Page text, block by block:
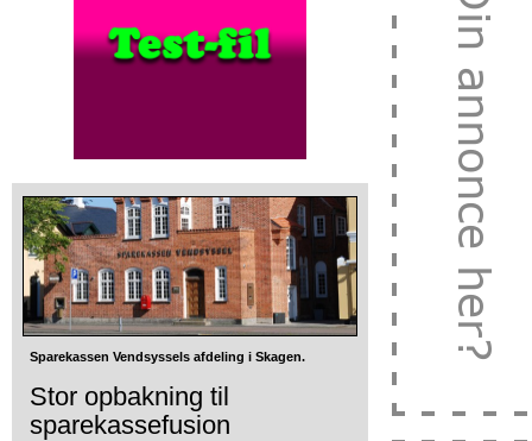
Sparekassen Vendsyssels afdeling i Skagen.
Stor opbakning til
sparekassefusion